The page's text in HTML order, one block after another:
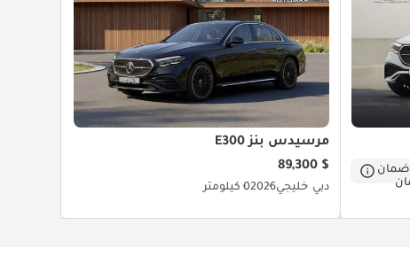
ضمان
مرسيدس بنز E300
$ 89,300
دبي خليجي20260 كيلومتر